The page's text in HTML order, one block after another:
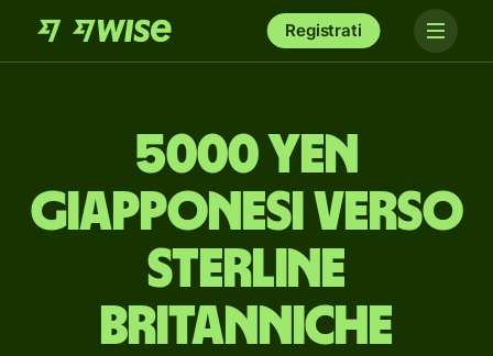
Registrati
5000 yen
giapponesi verso
sterline
britanniche